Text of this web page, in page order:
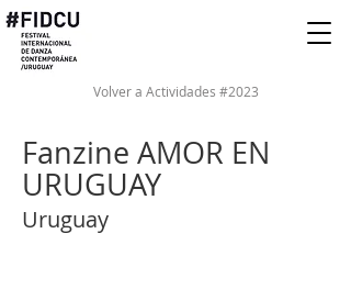
Volver a Actividades #2023
Fanzine AMOR EN
URUGUAY
Uruguay